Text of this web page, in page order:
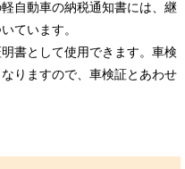
自動車の納税通知書には、継
ています。
書として使用できます。車検
りますので、車検証とあわせ